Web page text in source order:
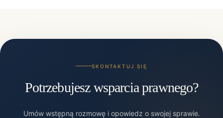
SKONTAKTUJ SIĘ
Potrzebujesz wsparcia prawnego?
Umów wstępną rozmowę i opowiedz o swojej sprawie.